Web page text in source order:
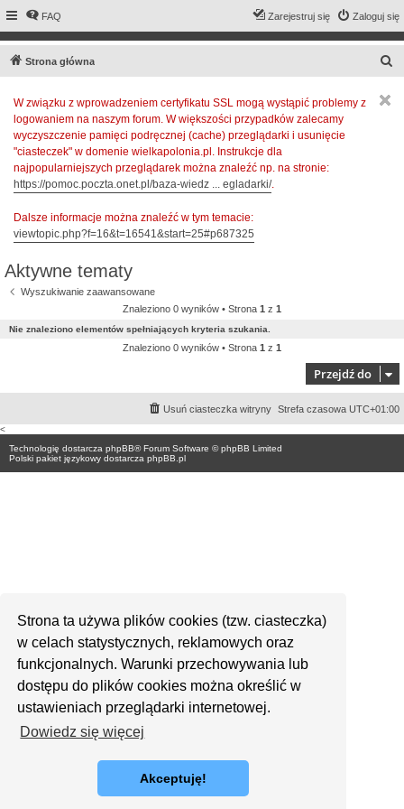
Strona ta używa plików cookies (tzw. ciasteczka)
w celach statystycznych, reklamowych oraz
funkcjonalnych. Warunki przechowywania lub
dostępu do plików cookies można określić w
ustawieniach przeglądarki internetowej.
Dowiedz się więcej
Akceptuję!
FAQ Zaloguj się
Zarejestruj się
Strona główna
W związku z wprowadzeniem certyfikatu SSL mogą wystąpić problemy z
logowaniem na naszym forum. W większości przypadków zalecamy
wyczyszczenie pamięci podręcznej (cache) przeglądarki i usunięcie
"ciasteczek" w domenie wielkapolonia.pl. Instrukcje dla
najpopularniejszych przeglądarek można znaleźć np. na stronie:
https://pomoc.poczta.onet.pl/baza-wiedz ... egladarki/.
Dalsze informacje można znaleźć w tym temacie:
viewtopic.php?f=16&t=16541&start=25#p687325
Aktywne tematy
Wyszukiwanie zaawansowane
Znaleziono 0 wyników • Strona 1 z 1
Nie znaleziono elementów spełniających kryteria szukania.
Znaleziono 0 wyników • Strona 1 z 1
Przejdź do
Strefa czasowa UTC+01:00
Usuń ciasteczka witryny
<
Technologię dostarcza phpBB® Forum Software © phpBB Limited
Polski pakiet językowy dostarcza phpBB.pl